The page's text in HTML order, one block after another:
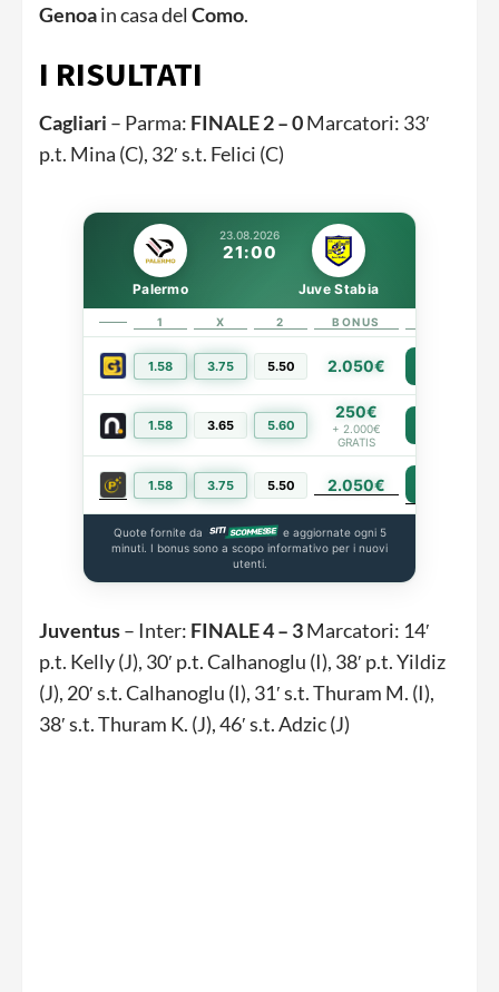
Genoain casa del Como.
I RISULTATI
Cagliari – Parma: FINALE 2 – 0Marcatori: 33′
p.t. Mina (C), 32′ s.t. Felici (C)
23.08.2026
21:00
Palermo Juve Stabia
1 X 2 BONUS
1.58 3.75 5.50 2.050€
1.58 3.65 5.60
250€
+ 2.000€
GRATIS
1.58 3.75 5.50 2.050€
Quote fornite da
e aggiornate ogni 5
minuti. I bonus sono a scopo informativo per i nuovi
utenti.
Juventus– Inter: FINALE 4 – 3Marcatori: 14′
p.t. Kelly (J), 30′ p.t. Calhanoglu (I), 38′ p.t. Yildiz
(J), 20′ s.t. Calhanoglu (I), 31′ s.t. Thuram M. (I),
38′ s.t. Thuram K. (J), 46′ s.t. Adzic (J)